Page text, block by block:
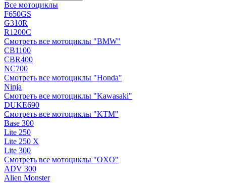
Все мотоциклы
F650GS
G310R
R1200C
Смотреть все мотоциклы "BMW"
CB1100
CBR400
NC700
Смотреть все мотоциклы "Honda"
Ninja
Смотреть все мотоциклы "Kawasaki"
DUKE690
Смотреть все мотоциклы "KTM"
Base 300
Lite 250
Lite 250 X
Lite 300
Смотреть все мотоциклы "OXO"
ADV 300
Alien Monster